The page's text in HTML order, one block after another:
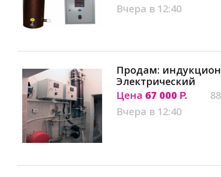
Вчера в 12:40
Продам:
Электрический
Цена 67 000 Р.
Вчера в 12:40